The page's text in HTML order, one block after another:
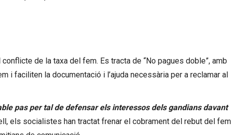
de la taxa del fem. Es tracta de “No pagues doble”, amb
i faciliten la documentació i l’ajuda necessària per a reclamar al
pas per tal de defensar els interessos dels gandians davant
els socialistes han tractat frenar el cobrament del rebut del fem